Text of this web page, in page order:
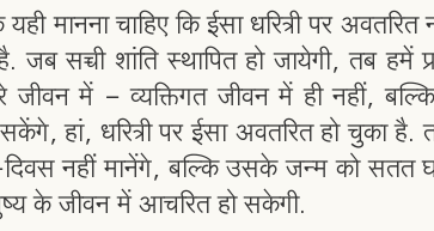
मानना चाहिए कि ईसा धरित्री पर अवतरित
सच्ची शांति स्थापित हो जायेगी, तब हमें
में - व्यक्तिगत जीवन में ही नहीं,
हां, धरित्री पर ईसा अवतरित हो चुका है.
नहीं मानेंगे, बल्कि उसके जन्म को सतत
के जीवन में आचरित हो सकेगी.